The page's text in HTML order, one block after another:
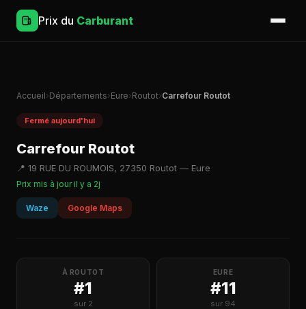
Prix du Carburant
Accueil›Départements›Eure›Routot›Carrefour Routot
Fermé aujourd'hui
Carrefour Routot
📍 19 RUE DU ROUMOIS, 27350 Routot — Eure
Prix mis à jour il y a 2j
Waze Google Maps
À ROUTOT
#1
sur 2
EURE
#11
sur 94